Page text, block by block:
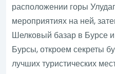
расположении горы
мероприятиях на ней,
Шелковый базар в Бурсе
Бурсы, откроем секреты
лучших туристических